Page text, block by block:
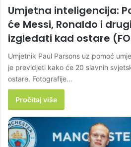
Umjetna inteligencija:
će Messi, Ronaldo i
izgledati kad ostare
Umjetnik Paul Parsons uz pomoć
je previdjeti kako će 20 slavnih
ostare. Fotografije…
Pročitaj više